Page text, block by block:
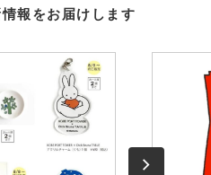
報をお届けします